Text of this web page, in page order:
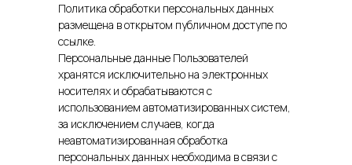
Политика обработки персональных данных
размещена в открытом публичном доступе по
ссылке.
Персональные данные Пользователей
хранятся исключительно на электронных
носителях и обрабатываются с
использованием автоматизированных систем,
за исключением случаев, когда
неавтоматизированная обработка
персональных данных необходима в связи с